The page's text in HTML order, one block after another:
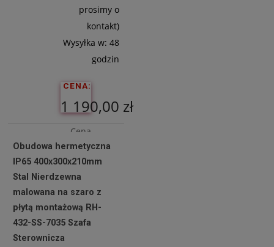
prosimy o
kontakt)
Wysyłka w: 48
godzin
CENA:
1 190,00 zł
Cena
netto:
967,48 zł
Koszyka
Obudowa hermetyczna
IP65 400x300x210mm
Stal Nierdzewna
malowana na szaro z
płytą montażową RH-
432-SS-7035 Szafa
Sterownicza